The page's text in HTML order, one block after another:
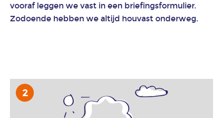
vooraf leggen we vast in een briefingsformulier.
Zodoende hebben we altijd houvast onderweg.